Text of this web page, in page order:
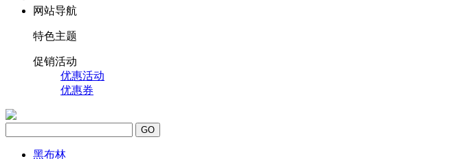
网站导航
特色主题
促销活动
优惠活动
优惠券
GO
黑布林